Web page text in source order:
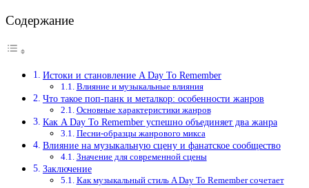
Содержание
Истоки и становление A Day To Remember
Влияние и музыкальные влияния
Что такое поп-панк и металкор: особенности жанров
Основные характеристики жанров
Как A Day To Remember успешно объединяет два жанра
Песни-образцы жанрового микса
Влияние на музыкальную сцену и фанатское сообщество
Значение для современной сцены
Заключение
Как музыкальный стиль A Day To Remember сочетает